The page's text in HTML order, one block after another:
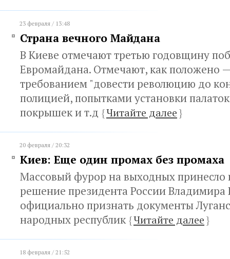
23 февраля / 13:48
Страна вечного Майдана
В Киеве отмечают третью годовщину
Евромайдана. Отмечают, как положено
требованием "довести революцию до
полицией, попытками установки
покрышек и т.д {Читайте далее}
20 февраля / 20:32
Киев: Еще один промах без промаха
Массовый фурор на выходных
решение президента России Владимира
официально признать документы
народных республик{Читайте далее}
18 февраля / 21:52